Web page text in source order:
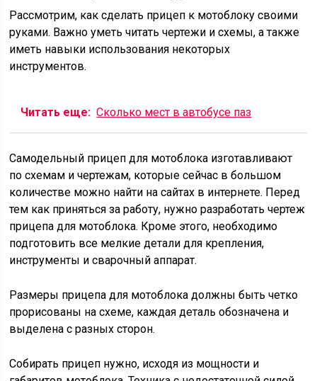
Рассмотрим, как сделать прицеп к мотоблоку своими
руками. Важно уметь читать чертежи и схемы, а также
иметь навыки использования некоторых
инструментов.
Читать еще: Сколько мест в автобусе паз
Самодельный прицеп для мотоблока изготавливают
по схемам и чертежам, которые сейчас в большом
количестве можно найти на сайтах в интернете. Перед
тем как приняться за работу, нужно разработать чертеж
прицепа для мотоблока. Кроме этого, необходимо
подготовить все мелкие детали для крепления,
инструменты и сварочный аппарат.
Размеры прицепа для мотоблока должны быть четко
прорисованы на схеме, каждая деталь обозначена и
выделена с разных сторон.
Собирать прицеп нужно, исходя из мощности и